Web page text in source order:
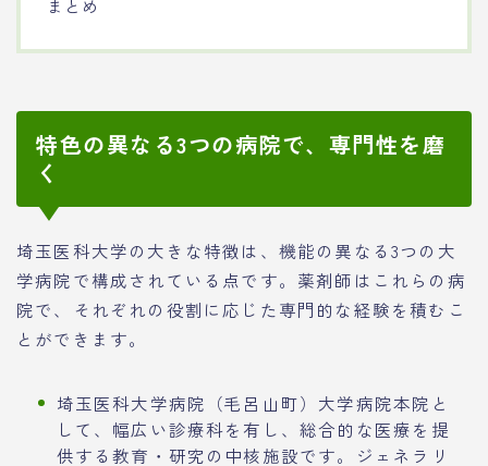
まとめ
特色の異なる3つの病院で、専門性を磨
く
埼玉医科大学の大きな特徴は、機能の異なる3つの大
学病院で構成されている点です。薬剤師はこれらの病
院で、それぞれの役割に応じた専門的な経験を積むこ
とができます。
埼玉医科大学病院（毛呂山町）大学病院本院と
して、幅広い診療科を有し、総合的な医療を提
供する教育・研究の中核施設です。ジェネラリ